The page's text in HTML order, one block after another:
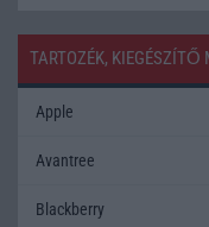
TARTOZÉK, KIEGÉSZÍTŐ
Apple
Avantree
Blackberry